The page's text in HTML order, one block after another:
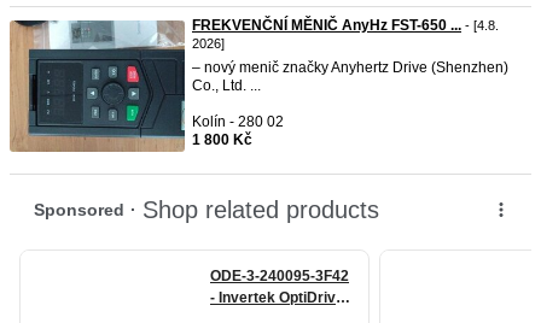
FREKVENČNÍ MĚNIČ AnyHz FST-650 ... - [4.8.
2026]
– nový menič značky Anyhertz Drive (Shenzhen)
Co., Ltd. ...
Kolín - 280 02
1 800 Kč